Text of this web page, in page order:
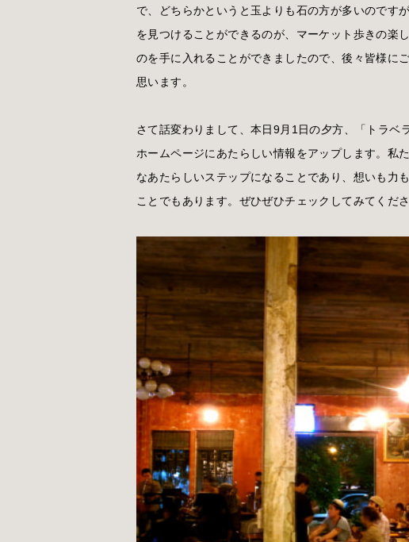
で、どちらかというと玉よりも石の方が多いのです
を見つけることができるのが、マーケット歩きの楽
のを手に入れることができましたので、後々皆様に
思います。
さて話変わりまして、本日9月1日の夕方、「トラベ
ホームページにあたらしい情報をアップします。私
なあたらしいステップになることであり、想いも力
ことでもあります。ぜひぜひチェックしてみてくださ